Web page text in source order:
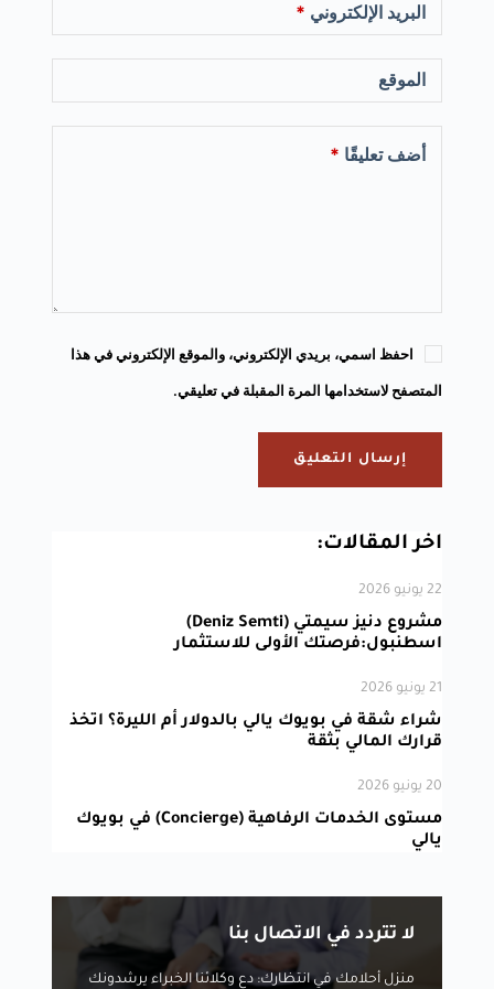
البريد الإلكتروني *
الموقع
أضف تعليقًا *
احفظ اسمي، بريدي الإلكتروني، والموقع الإلكتروني في هذا
المتصفح لاستخدامها المرة المقبلة في تعليقي.
إرسال التعليق
اخر المقالات:
22 يونيو 2026
مشروع دنيز سيمتي (Deniz Semti)
اسطنبول:فرصتك الأولى للاستثمار
21 يونيو 2026
شراء شقة في بويوك يالي بالدولار أم الليرة؟ اتخذ
قرارك المالي بثقة
20 يونيو 2026
مستوى الخدمات الرفاهية (Concierge) في بويوك
يالي
لا تتردد في الاتصال بنا
منزل أحلامك في انتظارك: دع وكلائنا الخبراء يرشدونك